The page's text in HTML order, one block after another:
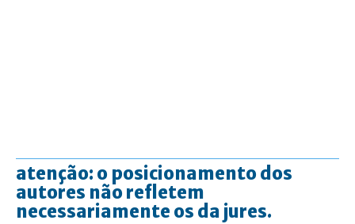
atenção: o posicionamento dos
autores não refletem
necessariamente os da jures.